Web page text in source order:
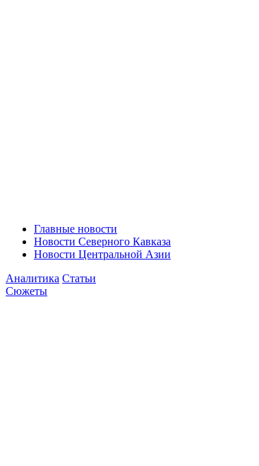
Главные новости
Новости Северного Кавказа
Новости Центральной Азии
Аналитика Статьи
Сюжеты